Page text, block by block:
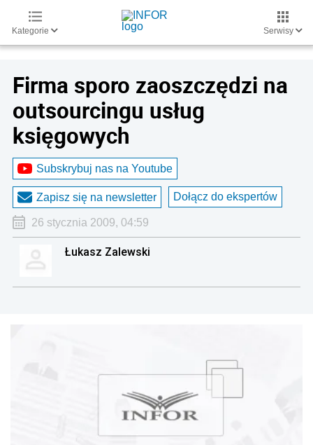
Kategorie Serwisy
Firma sporo zaoszczędzi na
outsourcingu usług
księgowych
Subskrybuj nas na Youtube
Zapisz się na newsletter Dołącz do ekspertów
26 stycznia 2009, 04:59
Łukasz Zalewski